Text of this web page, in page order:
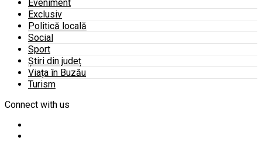
Eveniment
Exclusiv
Politică locală
Social
Sport
Știri din județ
Viața în Buzău
Turism
Connect with us